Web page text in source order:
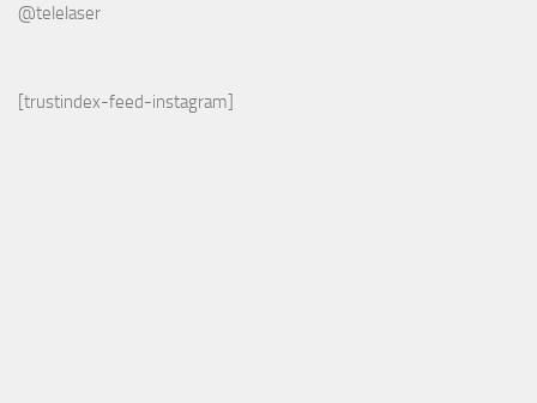
@telelaser
[trustindex-feed-instagram]